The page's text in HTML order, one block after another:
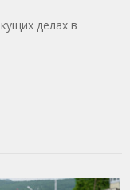
делах в